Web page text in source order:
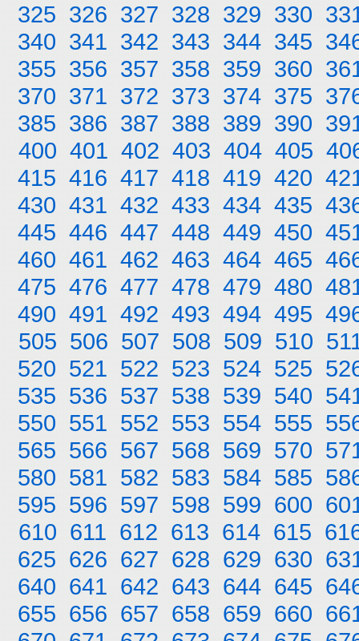
325 326 327 328 329 330
340 341 342 343 344 345
355 356 357 358 359 360
370 371 372 373 374 375
385 386 387 388 389 390
400 401 402 403 404 405
415 416 417 418 419 420
430 431 432 433 434 435
445 446 447 448 449 450
460 461 462 463 464 465
475 476 477 478 479 480
490 491 492 493 494 495
505 506 507 508 509 510
520 521 522 523 524 525
535 536 537 538 539 540
550 551 552 553 554 555
565 566 567 568 569 570
580 581 582 583 584 585
595 596 597 598 599 600
610 611 612 613 614 615
625 626 627 628 629 630
640 641 642 643 644 645
655 656 657 658 659 660